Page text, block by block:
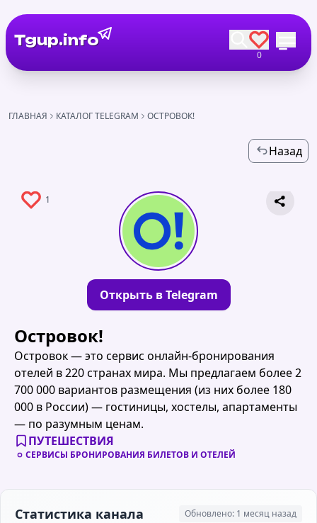
Tgup.info
0
ГЛАВНАЯ КАТАЛОГ TELEGRAM ОСТРОВОК!
Назад
1
Открыть в Telegram
Островок!
Островок — это cервис онлайн-бронирования
отелей в 220 странах мира. Мы предлагаем более 2
700 000 вариантов размещения (из них более 180
000 в России) — гостиницы, хостелы, апартаменты
— по разумным ценам.
ПУТЕШЕСТВИЯ
СЕРВИСЫ БРОНИРОВАНИЯ БИЛЕТОВ И ОТЕЛЕЙ
Статистика канала Обновлено: 1 месяц назад